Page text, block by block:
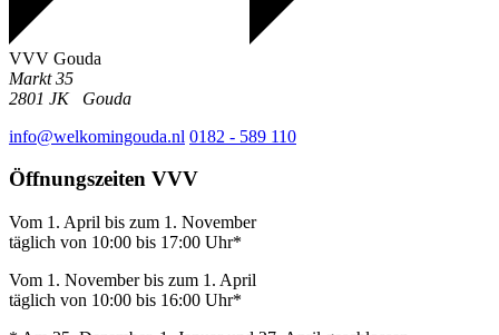
VVV Gouda
Markt 35
2801 JK
Gouda
info@welkomingouda.nl 0182 - 589 110
Öffnungszeiten VVV
Vom 1. April bis zum 1. November
täglich von 10:00 bis 17:00 Uhr*
Vom 1. November bis zum 1. April
täglich von 10:00 bis 16:00 Uhr*